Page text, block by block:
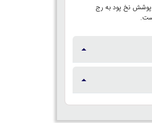
پوشش نخ پود به رج